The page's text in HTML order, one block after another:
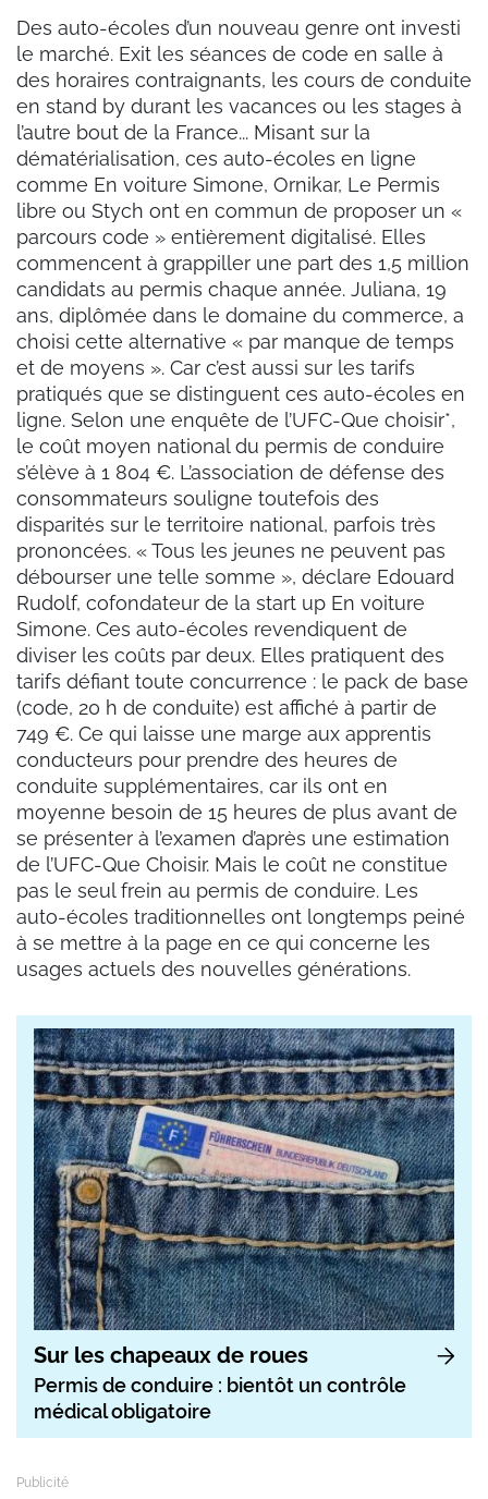
Des auto-écoles d’un nouveau genre ont investi
le marché. Exit les séances de code en salle à
des horaires contraignants, les cours de conduite
en stand by durant les vacances ou les stages à
l’autre bout de la France... Misant sur la
dématérialisation, ces auto-écoles en ligne
comme En voiture Simone, Ornikar, Le Permis
libre ou Stych ont en commun de proposer un «
parcours code » entièrement digitalisé. Elles
commencent à grappiller une part des 1,5 million
candidats au permis chaque année. Juliana, 19
ans, diplômée dans le domaine du commerce, a
choisi cette alternative « par manque de temps
et de moyens ». Car c’est aussi sur les tarifs
pratiqués que se distinguent ces auto-écoles en
ligne. Selon une enquête de l’UFC-Que choisir*,
le coût moyen national du permis de conduire
s’élève à 1 804 €. L’association de défense des
consommateurs souligne toutefois des
disparités sur le territoire national, parfois très
prononcées. « Tous les jeunes ne peuvent pas
débourser une telle somme », déclare Edouard
Rudolf, cofondateur de la start up En voiture
Simone. Ces auto-écoles revendiquent de
diviser les coûts par deux. Elles pratiquent des
tarifs défiant toute concurrence : le pack de base
(code, 20 h de conduite) est affiché à partir de
749 €. Ce qui laisse une marge aux apprentis
conducteurs pour prendre des heures de
conduite supplémentaires, car ils ont en
moyenne besoin de 15 heures de plus avant de
se présenter à l’examen d’après une estimation
de l’UFC-Que Choisir. Mais le coût ne constitue
pas le seul frein au permis de conduire. Les
auto-écoles traditionnelles ont longtemps peiné
à se mettre à la page en ce qui concerne les
usages actuels des nouvelles générations.
Sur les chapeaux de roues
Permis de conduire : bientôt un contrôle
médical obligatoire